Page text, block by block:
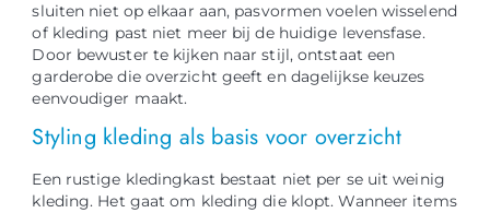
sluiten niet op elkaar aan, pasvormen voelen wisselend
of kleding past niet meer bij de huidige levensfase.
Door bewuster te kijken naar stijl, ontstaat een
garderobe die overzicht geeft en dagelijkse keuzes
eenvoudiger maakt.
Styling kleding als basis voor overzicht
Een rustige kledingkast bestaat niet per se uit weinig
kleding. Het gaat om kleding die klopt. Wanneer items